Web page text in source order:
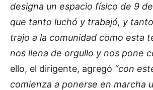
designa un espacio físico de 9
que tanto luchó y trabajó, y
trajo a la comunidad como esta
nos llena de orgullo y nos pone
ello, el dirigente, agregó “con
comienza a ponerse en marcha